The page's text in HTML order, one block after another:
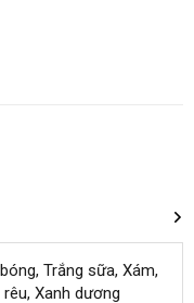
Trắng sữa, Xám,
rêu, Xanh dương